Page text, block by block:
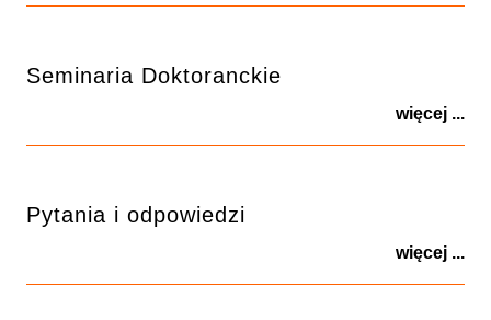
Seminaria Doktoranckie
więcej ...
Pytania i odpowiedzi
więcej ...